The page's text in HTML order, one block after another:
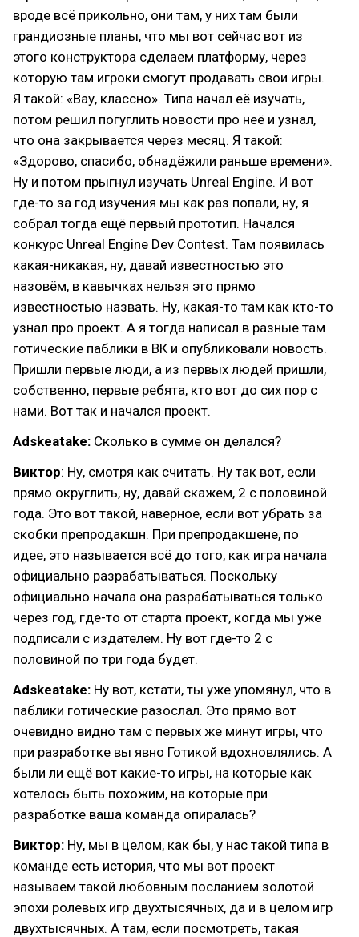
вроде всё прикольно, они там, у них там были
грандиозные планы, что мы вот сейчас вот из
этого конструктора сделаем платформу, через
которую там игроки смогут продавать свои игры.
Я такой: «Вау, классно». Типа начал её изучать,
потом решил погуглить новости про неё и узнал,
что она закрывается через месяц. Я такой:
«Здорово, спасибо, обнадёжили раньше времени».
Ну и потом прыгнул изучать Unreal Engine. И вот
где-то за год изучения мы как раз попали, ну, я
собрал тогда ещё первый прототип. Начался
конкурс Unreal Engine Dev Contest. Там появилась
какая-никакая, ну, давай известностью это
назовём, в кавычках нельзя это прямо
известностью назвать. Ну, какая-то там как кто-то
узнал про проект. А я тогда написал в разные там
готические паблики в ВК и опубликовали новость.
Пришли первые люди, а из первых людей пришли,
собственно, первые ребята, кто вот до сих пор с
нами. Вот так и начался проект.
Adskeatake: Сколько в сумме он делался?
Виктор: Ну, смотря как считать. Ну так вот, если
прямо округлить, ну, давай скажем, 2 с половиной
года. Это вот такой, наверное, если вот убрать за
скобки препродакшн. При препродакшене, по
идее, это называется всё до того, как игра начала
официально разрабатываться. Поскольку
официально начала она разрабатываться только
через год, где-то от старта проект, когда мы уже
подписали с издателем. Ну вот где-то 2 с
половиной по три года будет.
Adskeatake: Ну вот, кстати, ты уже упомянул, что в
паблики готические разослал. Это прямо вот
очевидно видно там с первых же минут игры, что
при разработке вы явно Готикой вдохновлялись. А
были ли ещё вот какие-то игры, на которые как
хотелось быть похожим, на которые при
разработке ваша команда опиралась?
Виктор: Ну, мы в целом, как бы, у нас такой типа в
команде есть история, что мы вот проект
называем такой любовным посланием золотой
эпохи ролевых игр двухтысячных, да и в целом игр
двухтысячных. А там, если посмотреть, такая